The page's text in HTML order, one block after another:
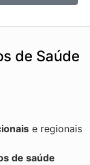
de Saúde
e regionais
de saúde